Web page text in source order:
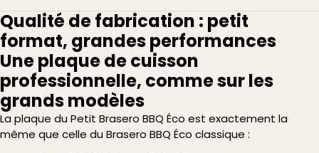
Qualité de fabrication : petit
format, grandes performances
Une plaque de cuisson
professionnelle, comme sur les
grands modèles
La plaque du Petit Brasero BBQ Éco est exactement la
même que celle du Brasero BBQ Éco classique :